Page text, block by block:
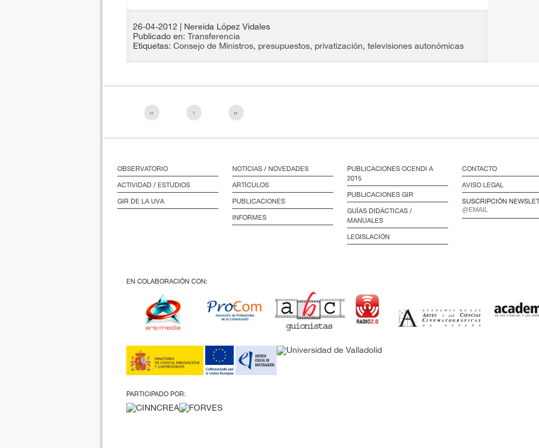
26-04-2012
| Nereida López Vidales
Publicado en: Transferencia
Etiquetas: Consejo de Ministros, presupuestos, privatización, televisiones autonómicas
‹‹ ↑ ››
OBSERVATORIO
ACTIVIDAD / ESTUDIOS
GIR DE LA UVA
NOTICIAS / NOVEDADES
ARTÍCULOS
PUBLICACIONES
INFORMES
PUBLICACIONES OCENDI A
2015
PUBLICACIONES GIR
GUÍAS DIDÁCTICAS /
MANUALES
LEGISLACIÓN
CONTACTO
AVISO LEGAL
SUSCRIPCIÓN
EN COLABORACIÓN CON:
PARTICIPADO POR: